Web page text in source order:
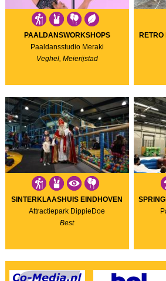
PAALDANSWORKSHOPS
Paaldansstudio Meraki
Veghel, Meierijstad
SINTERKLAASHUIS EINDHOVEN
Attractiepark DippieDoe
Best